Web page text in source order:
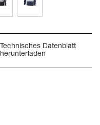
Technisches Datenblatt
herunterladen